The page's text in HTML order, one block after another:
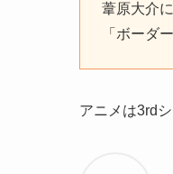
葦原大介
「ボーダ
アニメは3rd